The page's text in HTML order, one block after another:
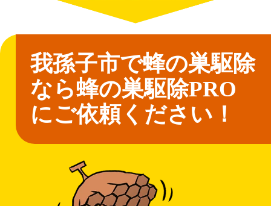
我孫子市で蜂の巣駆除
なら蜂の巣駆除PRO
にご依頼ください！